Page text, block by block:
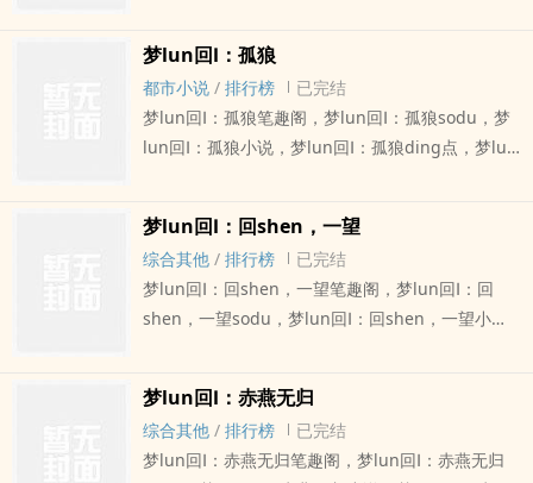
梦lun回Ⅰ：孤狼
都市小说 / 排行榜
已完结
梦lun回Ⅰ：孤狼笔趣阁，梦lun回Ⅰ：孤狼sodu，梦
lun回Ⅰ：孤狼小说，梦lun回Ⅰ：孤狼ding点，梦lun
杀手，但无 ...
梦lun回Ⅰ：回shen，一望
综合其他 / 排行榜
已完结
梦lun回Ⅰ：回shen，一望笔趣阁，梦lun回Ⅰ：回
shen，一望sodu，梦lun回Ⅰ：回shen，一望小
大寿，然而，他膝下原本的两个孩子，一个早年出
车祸，一个远 ...
梦lun回Ⅰ：赤燕无归
综合其他 / 排行榜
已完结
梦lun回Ⅰ：赤燕无归笔趣阁，梦lun回Ⅰ：赤燕无归